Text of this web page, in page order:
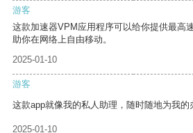
游客
这款加速器VPM应用程序可以给你提供最高
助你在网络上自由移动。
2025-01-10
游客
这款app就像我的私人助理，随时随地为我的
2025-01-10